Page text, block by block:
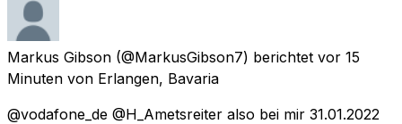
Markus Gibson (@MarkusGibson7) berichtet vor 15
Minuten von Erlangen, Bavaria
@vodafone_de @H_Ametsreiter also bei mir 31.01.2022